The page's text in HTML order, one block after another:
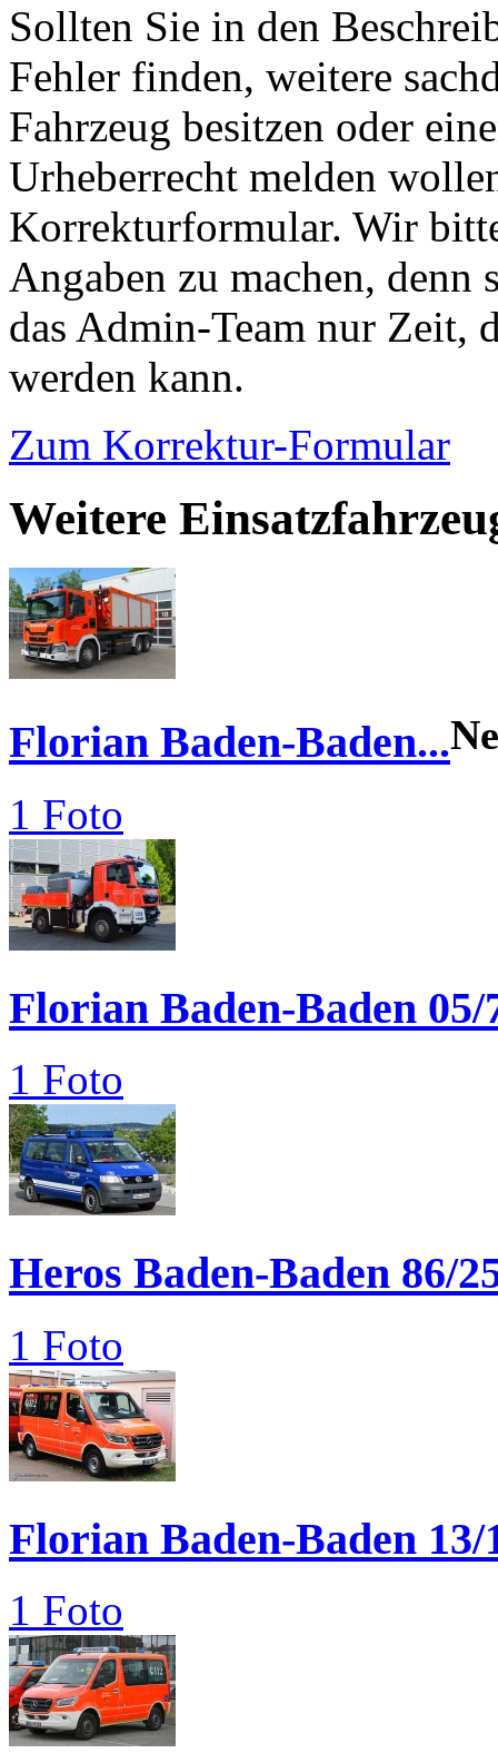
Sollten Sie in den
Fehler finden, weitere
Fahrzeug besitzen oder
Urheberrecht melden
Korrekturformular. Wir
Angaben zu machen,
das Admin-Team nur Zeit,
werden kann.
Zum Korrektur-Formular
Weitere
Florian Baden-Baden...
1 Foto
Florian Baden-Baden 05/
1 Foto
Heros Baden-Baden 86/
1 Foto
Florian Baden-Baden 13/
1 Foto